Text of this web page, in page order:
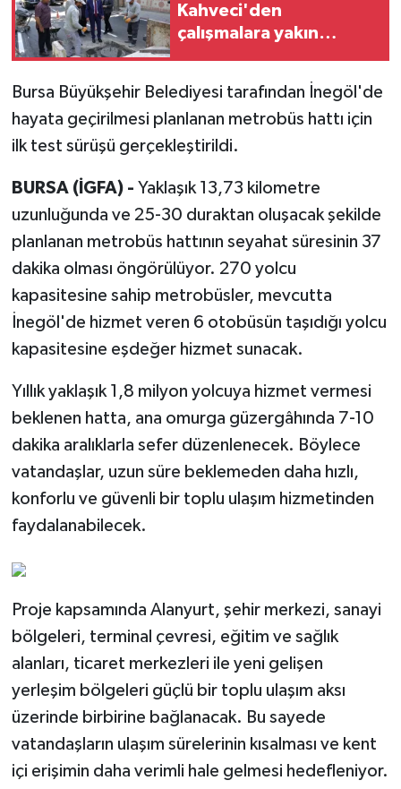
Kahveci'den
çalışmalara yakın
Bursa Büyükşehir Belediyesi tarafından İnegöl'de
hayata geçirilmesi planlanan metrobüs hattı için
ilk test sürüşü gerçekleştirildi.
BURSA (İGFA) - Yaklaşık 13,73 kilometre
uzunluğunda ve 25-30 duraktan oluşacak şekilde
planlanan metrobüs hattının seyahat süresinin 37
dakika olması öngörülüyor. 270 yolcu
kapasitesine sahip metrobüsler, mevcutta
İnegöl'de hizmet veren 6 otobüsün taşıdığı yolcu
kapasitesine eşdeğer hizmet sunacak.
Yıllık yaklaşık 1,8 milyon yolcuya hizmet vermesi
beklenen hatta, ana omurga güzergâhında 7-10
dakika aralıklarla sefer düzenlenecek. Böylece
vatandaşlar, uzun süre beklemeden daha hızlı,
konforlu ve güvenli bir toplu ulaşım hizmetinden
faydalanabilecek.
Proje kapsamında Alanyurt, şehir merkezi, sanayi
bölgeleri, terminal çevresi, eğitim ve sağlık
alanları, ticaret merkezleri ile yeni gelişen
yerleşim bölgeleri güçlü bir toplu ulaşım aksı
üzerinde birbirine bağlanacak. Bu sayede
vatandaşların ulaşım sürelerinin kısalması ve kent
içi erişimin daha verimli hale gelmesi hedefleniyor.